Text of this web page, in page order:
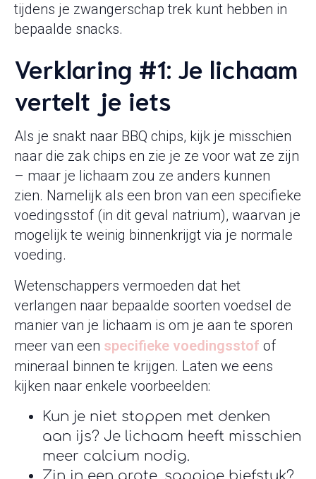
tijdens je zwangerschap trek kunt hebben in
bepaalde snacks.
Verklaring #1: Je lichaam
vertelt je iets
Als je snakt naar BBQ chips, kijk je misschien
naar die zak chips en zie je ze voor wat ze zijn
– maar je lichaam zou ze anders kunnen
zien. Namelijk als een bron van een specifieke
voedingsstof (in dit geval natrium), waarvan je
mogelijk te weinig binnenkrijgt via je normale
voeding.
Wetenschappers vermoeden dat het
verlangen naar bepaalde soorten voedsel de
manier van je lichaam is om je aan te sporen
meer van een specifieke voedingsstof of
mineraal binnen te krijgen. Laten we eens
kijken naar enkele voorbeelden:
Kun je niet stoppen met denken
aan ijs? Je lichaam heeft misschien
meer calcium nodig.